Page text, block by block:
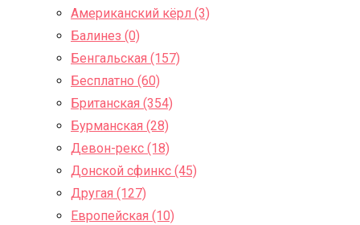
Американский кёрл (3)
Балинез (0)
Бенгальская (157)
Бесплатно (60)
Британская (354)
Бурманская (28)
Девон-рекс (18)
Донской сфинкс (45)
Другая (127)
Европейская (10)